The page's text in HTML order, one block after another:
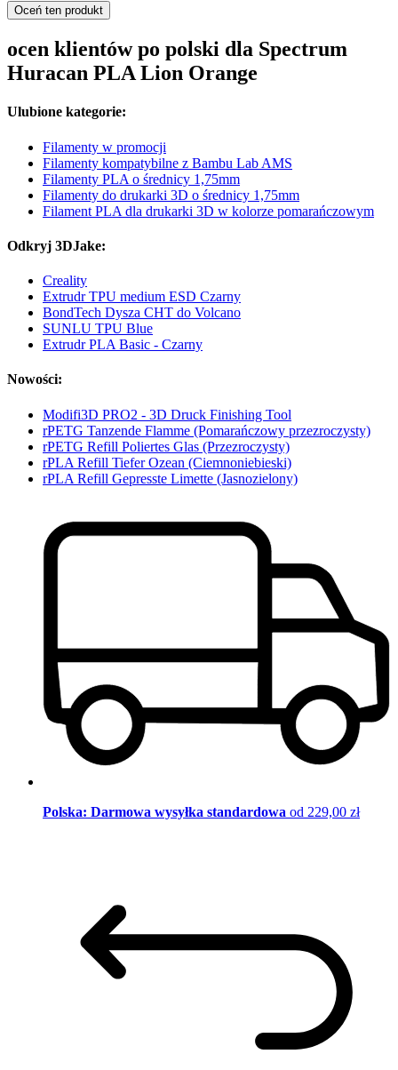
Oceń ten produkt
ocen klientów po polski dla Spectrum
Huracan PLA Lion Orange
Ulubione kategorie:
Filamenty w promocji
Filamenty kompatybilne z Bambu Lab AMS
Filamenty PLA o średnicy 1,75mm
Filamenty do drukarki 3D o średnicy 1,75mm
Filament PLA dla drukarki 3D w kolorze pomarańczowym
Odkryj 3DJake:
Creality
Extrudr TPU medium ESD Czarny
BondTech Dysza CHT do Volcano
SUNLU TPU Blue
Extrudr PLA Basic - Czarny
Nowości:
Modifi3D PRO2 - 3D Druck Finishing Tool
rPETG Tanzende Flamme (Pomarańczowy przezroczysty)
rPETG Refill Poliertes Glas (Przezroczysty)
rPLA Refill Tiefer Ozean (Ciemnoniebieski)
rPLA Refill Gepresste Limette (Jasnozielony)
Polska: Darmowa wysyłka standardowa od 229,00 zł